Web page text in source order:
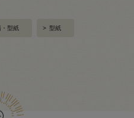
型紙 > 型紙